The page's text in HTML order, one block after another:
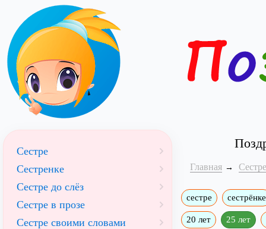
Главная Сестре
сестре сестрёнке
20 лет 25 лет
Сестре
Сестренке
Сестре до слёз
Сестре в прозе
Сестре своими словами